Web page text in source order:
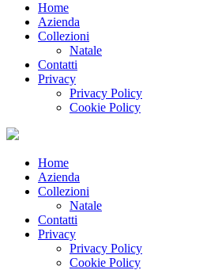
Home
Azienda
Collezioni
Natale
Contatti
Privacy
Privacy Policy
Cookie Policy
Home
Azienda
Collezioni
Natale
Contatti
Privacy
Privacy Policy
Cookie Policy